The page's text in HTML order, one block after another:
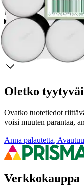
N/A
Ominaisuudet
Oletko
Ovatko tuotetiedot
voisi muuten parantaa,
Anna palautetta,
Verkkokauppa